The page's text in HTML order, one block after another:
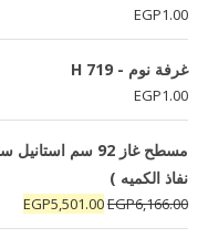
EGP1.00
غرفة نوم - H 719
EGP1.00
مسطح غاز 92 سم
نفاذ الكميه )
EGP6,166.00
السعر
الأصلي
EGP5,501.00